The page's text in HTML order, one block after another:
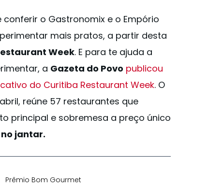
o Gastronomix e o Empório
mais pratos, a partir desta
Week. E para te ajuda a
a Gazeta do Povo publicou
do Curitiba Restaurant Week. O
reúne 57 restaurantes que
principal e sobremesa a preço único
no jantar.
Prêmio Bom Gourmet